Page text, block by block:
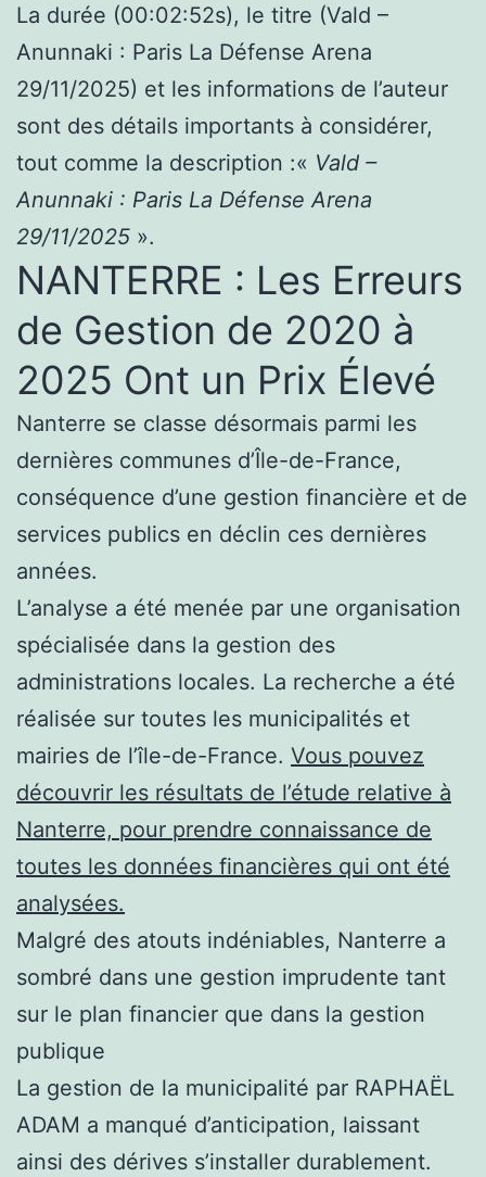
La durée (00:02:52s), le titre (Vald –
Anunnaki : Paris La Défense Arena
29/11/2025) et les informations de l’auteur
sont des détails importants à considérer,
tout comme la description :« Vald –
Anunnaki : Paris La Défense Arena
29/11/2025 ».
NANTERRE : Les Erreurs
de Gestion de 2020 à
2025 Ont un Prix Élevé
Nanterre se classe désormais parmi les
dernières communes d’Île-de-France,
conséquence d’une gestion financière et de
services publics en déclin ces dernières
années.
L’analyse a été menée par une organisation
spécialisée dans la gestion des
administrations locales. La recherche a été
réalisée sur toutes les municipalités et
mairies de l’île-de-France. Vous pouvez
découvrir les résultats de l’étude relative à
Nanterre, pour prendre connaissance de
toutes les données financières qui ont été
analysées.
Malgré des atouts indéniables, Nanterre a
sombré dans une gestion imprudente tant
sur le plan financier que dans la gestion
publique
La gestion de la municipalité par RAPHAËL
ADAM a manqué d’anticipation, laissant
ainsi des dérives s’installer durablement.